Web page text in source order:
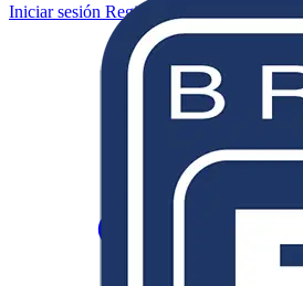
Iniciar sesión Registrarse